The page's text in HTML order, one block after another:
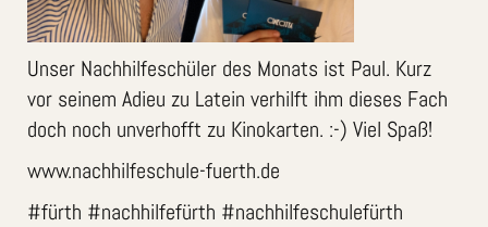
Unser Nachhilfeschüler des Monats ist Paul. Kurz
vor seinem Adieu zu Latein verhilft ihm dieses Fach
doch noch unverhofft zu Kinokarten. :-) Viel Spaß!
www.nachhilfeschule-fuerth.de
#fürth #nachhilfefürth #nachhilfeschulefürth